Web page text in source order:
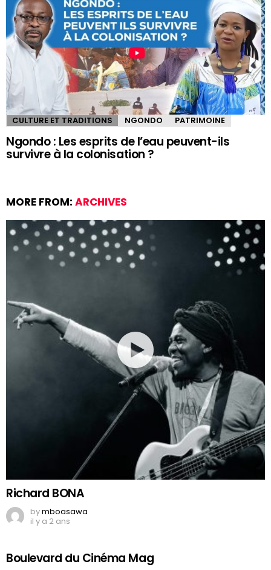
CULTURE ET TRADITIONS NGONDO PATRIMOINE
Ngondo : Les esprits de l’eau peuvent-ils
survivre à la colonisation ?
MORE FROM: ARCHIVES
Richard BONA
bymboasawa
il y a 2 ans
Boulevard du Cinéma Mag